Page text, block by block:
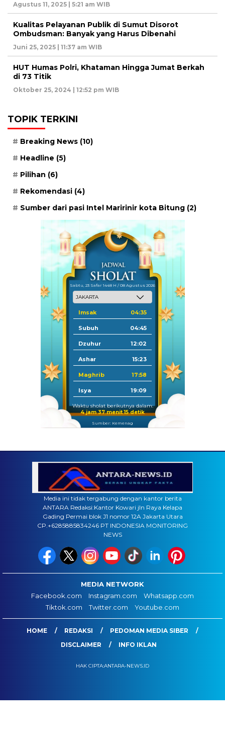
Agustus 11, 2025 | 5:21 am WIB
Kualitas Pelayanan Publik di Sumut Disorot
Ombudsman: Banyak yang Harus Dibenahi
Juni 25, 2025 | 11:37 am WIB
HUT Humas Polri, Khataman Hingga Jumat Berkah
di 73 Titik
Oktober 25, 2024 | 12:52 pm WIB
TOPIK TERKINI
Breaking News (10)
Headline (5)
Pilihan (6)
Rekomendasi (4)
Sumber dari pasi Intel Maririnir kota Bitung (2)
Sabtu, 23 Safar 1448 H / 08 Agustus 2026
Imsak 04:35
Subuh 04:45
Dzuhur 12:02
Ashar 15:23
Maghrib 17:58
Isya 19:09
Waktu sholat berikutnya dalam:
4 jam 37 menit 14 detik
Sumber: Kemenag
Media ini tidak tergabung dengan kantor berita
ANTARA Redaksi:Kantor Kowari jln Raya Kelapa
Gading Permai blok J1 nomor 12A Jakarta Utara
CP.+6285885834246 PT INDONESIA MONITORING
NEWS
MEDIA NETWORK
Facebook.com
Instagram.com
Whatsapp.com
Tiktok.com
Twitter.com Youtube.com
HOME REDAKSI
PEDOMAN MEDIA SIBER
DISCLAIMER
INFO IKLAN
HAK CIPTA:ANTARA-NEWS.ID